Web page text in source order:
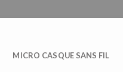
MICRO CASQUE SANS FIL